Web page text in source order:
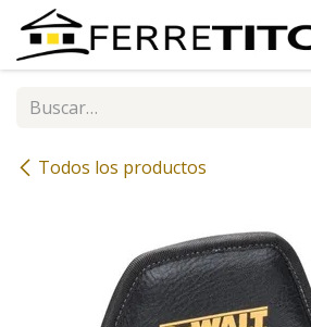
Ir al contenido
Todos los productos